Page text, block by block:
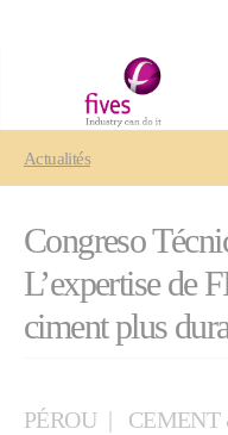
Actualités
Congreso
L’expertise de
ciment plus
PÉROU